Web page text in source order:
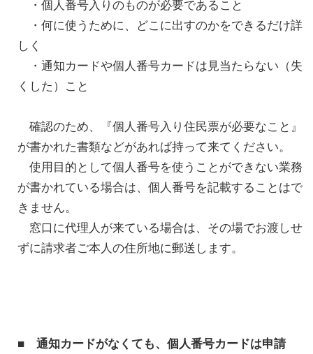
・個人番号入りのものが必要であること
・何に使うために、どこに出すのかをできるだけ詳
しく
・通知カードや個人番号カードは見当たらない（失
くした）こと
確認のため、『個人番号入り住民票が必要なこと』
が書かれた書類などがあれば持って来てください。
使用目的として個人番号を使うことができない業務
が書かれている場合は、個人番号を記載することはで
きません。
窓口に代理人が来ている場合は、その場でお渡しせ
ずに請求者ご本人の住所地に郵送します。
■ 通知カードがなくても、個人番号カードは申請